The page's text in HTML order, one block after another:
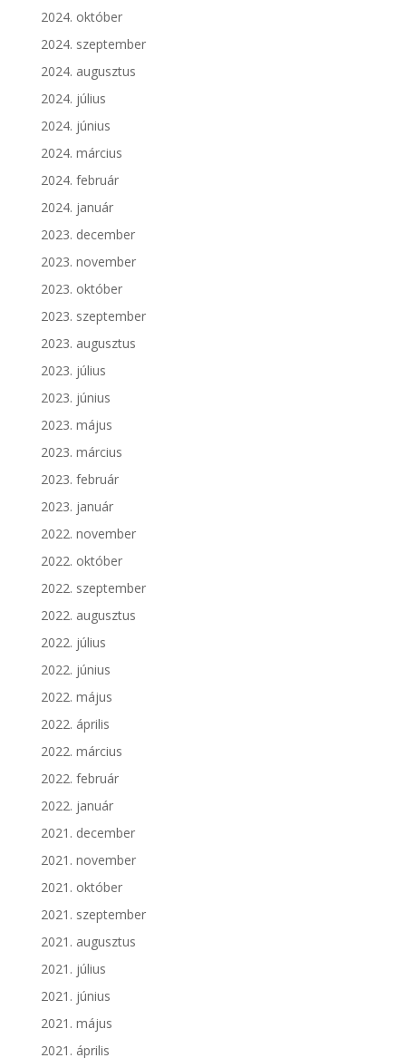
2024. október
2024. szeptember
2024. augusztus
2024. július
2024. június
2024. március
2024. február
2024. január
2023. december
2023. november
2023. október
2023. szeptember
2023. augusztus
2023. július
2023. június
2023. május
2023. március
2023. február
2023. január
2022. november
2022. október
2022. szeptember
2022. augusztus
2022. július
2022. június
2022. május
2022. április
2022. március
2022. február
2022. január
2021. december
2021. november
2021. október
2021. szeptember
2021. augusztus
2021. július
2021. június
2021. május
2021. április